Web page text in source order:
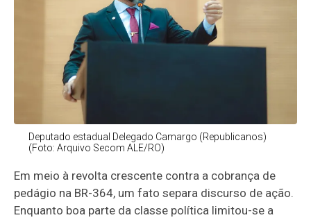
Deputado estadual Delegado Camargo (Republicanos)
(Foto: Arquivo Secom ALE/RO)
Em meio à revolta crescente contra a cobrança de
pedágio na BR-364, um fato separa discurso de ação.
Enquanto boa parte da classe política limitou-se a